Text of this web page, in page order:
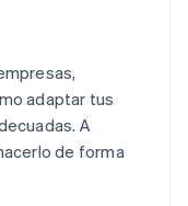
adaptar tus
A
de forma